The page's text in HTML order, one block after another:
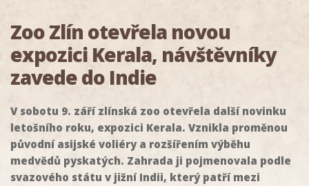
Zoo Zlín otevřela novou
expozici Kerala, návštěvníky
zavede do Indie
V sobotu 9. září zlínská zoo otevřela další novinku
letošního roku, expozici Kerala. Vznikla proměnou
původní asijské voliéry a rozšířením výběhu
medvědů pyskatých. Zahrada ji pojmenovala podle
svazového státu v jižní Indii, který patří mezi